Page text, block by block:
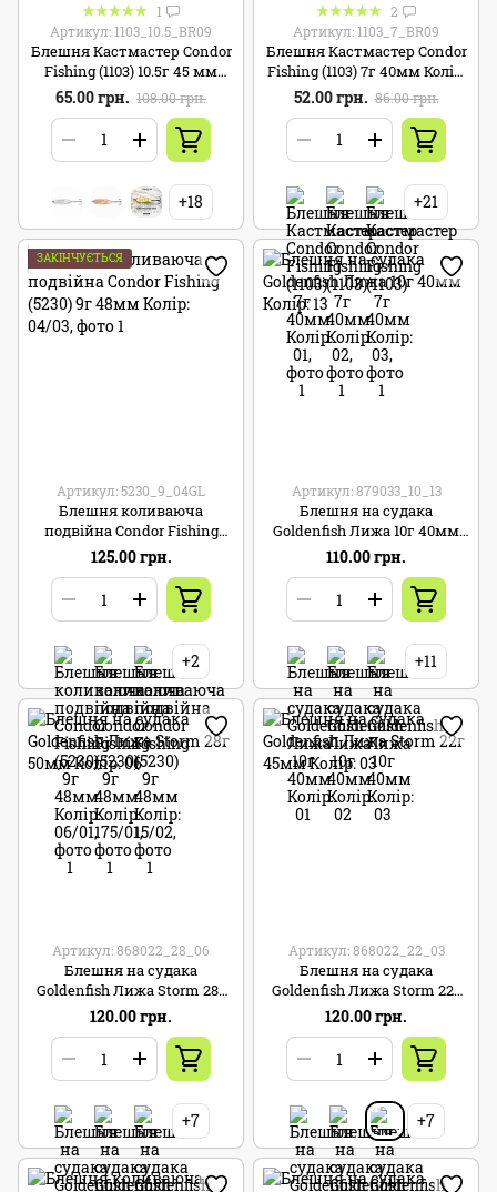
1
Артикул: 1103_10.5_BR09
Блешня Кастмастер Condor
Fishing (1103) 10.5г 45 мм
Колір: 09 дефект фарби
65.00 грн. 108.00 грн.
+18
2
Артикул: 1103_7_BR09
Блешня Кастмастер Condor
Fishing (1103) 7г 40мм Колір:
09 дефект фарби
52.00 грн. 86.00 грн.
+21
ЗАКІНЧУЄТЬСЯ
Артикул: 5230_9_04GL
Блешня коливаюча
подвійна Condor Fishing
(5230) 9г 48мм Колір: 04/03
125.00 грн.
+2
Артикул: 879033_10_13
Блешня на судака
Goldenfish Лижа 10г 40мм
Колір: 13
110.00 грн.
+11
Артикул: 868022_28_06
Блешня на судака
Goldenfish Лижа Storm 28г
50мм Колір: 06
120.00 грн.
+7
Артикул: 868022_22_03
Блешня на судака
Goldenfish Лижа Storm 22г
45мм Колір: 03
120.00 грн.
+7